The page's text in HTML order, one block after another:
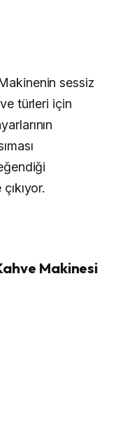
sessiz
türleri için
Makinesi